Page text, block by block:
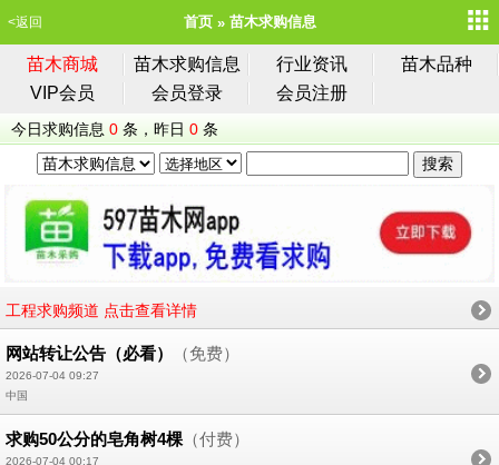
<返回 首页 苗木求购信息
苗木商城 苗木求购信息 行业资讯
苗木品种
VIP会员
会员登录 会员注册
今日求购信息 0 条，昨日 0 条
工程求购频道 点击查看详情
网站转让公告（必看） （免费）
2026-07-04 09:27
中国
求购50公分的皂角树4棵 （付费）
2026-07-04 00:17